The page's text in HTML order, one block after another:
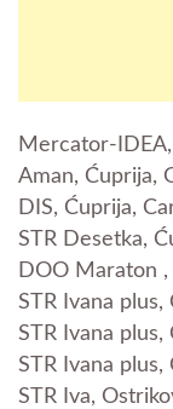
Mercator-
Aman, Ćuprija,
DIS, Ćuprija,
STR Desetka,
DOO Maraton ,
STR Ivana
STR Ivana plus,
STR Ivana
STR Iva,